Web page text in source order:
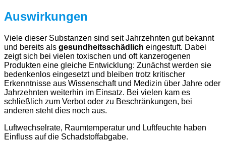
Auswirkungen
Viele dieser Substanzen sind seit Jahrzehnten gut bekannt
und bereits als gesundheitsschädlich eingestuft. Dabei
zeigt sich bei vielen toxischen und oft kanzerogenen
Produkten eine gleiche Entwicklung: Zunächst werden sie
bedenkenlos eingesetzt und bleiben trotz kritischer
Erkenntnisse aus Wissenschaft und Medizin über Jahre oder
Jahrzehnten weiterhin im Einsatz. Bei vielen kam es
schließlich zum Verbot oder zu Beschränkungen, bei
anderen steht dies noch aus.
Luftwechselrate, Raumtemperatur und Luftfeuchte haben
Einfluss auf die Schadstoffabgabe.